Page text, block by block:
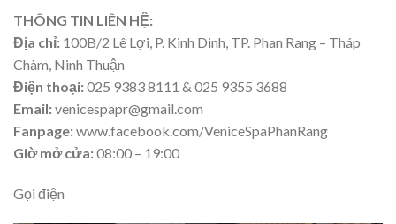
THÔNG TIN LIÊN HỆ:
Địa chỉ: 100B/2 Lê Lợi, P. Kinh Dinh, TP. Phan Rang – Tháp
Chàm, Ninh Thuận
Điện thoại:025 9383 8111 & 025 9355 3688
Email:venicespapr@gmail.com
Fanpage:www.facebook.com/VeniceSpaPhanRang
Giờ mở cửa:08:00 – 19:00
Gọi điện